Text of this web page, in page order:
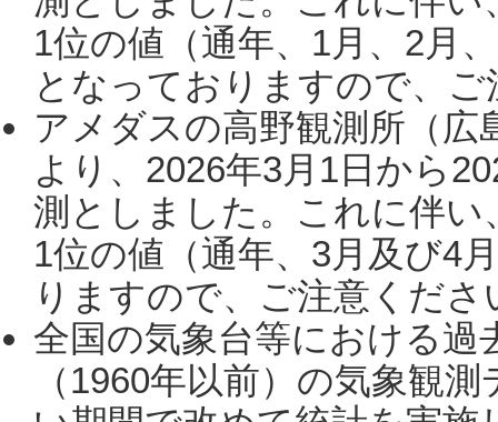
1位の値（通年、1月、2月
となっておりますので、
アメダスの高野観測所（
より、2026年3月1日から
測としました。これに伴い
1位の値（通年、3月及び4
りますので、ご注意くだ
全国の気象台等における過
（1960年以前）の気象観